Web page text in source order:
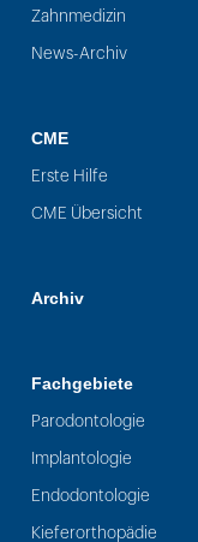
Zahnmedizin
News-Archiv
CME
Erste Hilfe
CME Übersicht
Archiv
Fachgebiete
Parodontologie
Implantologie
Endodontologie
Kieferorthopädie